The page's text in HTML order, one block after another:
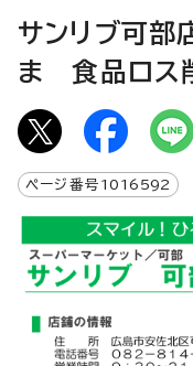
サンリブ可部
ま 食品ロス
ページ番号 1016592